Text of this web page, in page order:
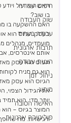
חיפוש עבודה
שוק העבודה
עבודה בעתיד
תרבות ארגונית
הצעת עבודה
ניהול זמן
מיתוג
האישה הטובה
פוליטיקה ארגונית
האם הוא יעיל
בו שוב?
האם ההשקעה בו
כעסק הגיוס הוא
מועמדים, מנהלים
אותם אינטרסים,
הגיוס הוא עסק
הוא גם מניח
הגיוס הוא עסק
את הגידול הצפוי,
יותר מדי..הוא
המוצר בגיוס –
ורגישויות. מה